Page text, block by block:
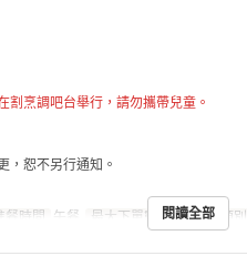
割烹調吧台舉行，請勿攜帶兒童。
，恕不另行通知。
餐時間 午餐 最大下單數 ~ 4 座位類別
閱讀全部